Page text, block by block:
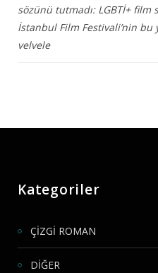
sözünü tutmadı: LGBTİ+ film
İstanbul Film Festivali’nin bu
velvele
Kategoriler
ÇİZGİ ROMAN
DİĞER